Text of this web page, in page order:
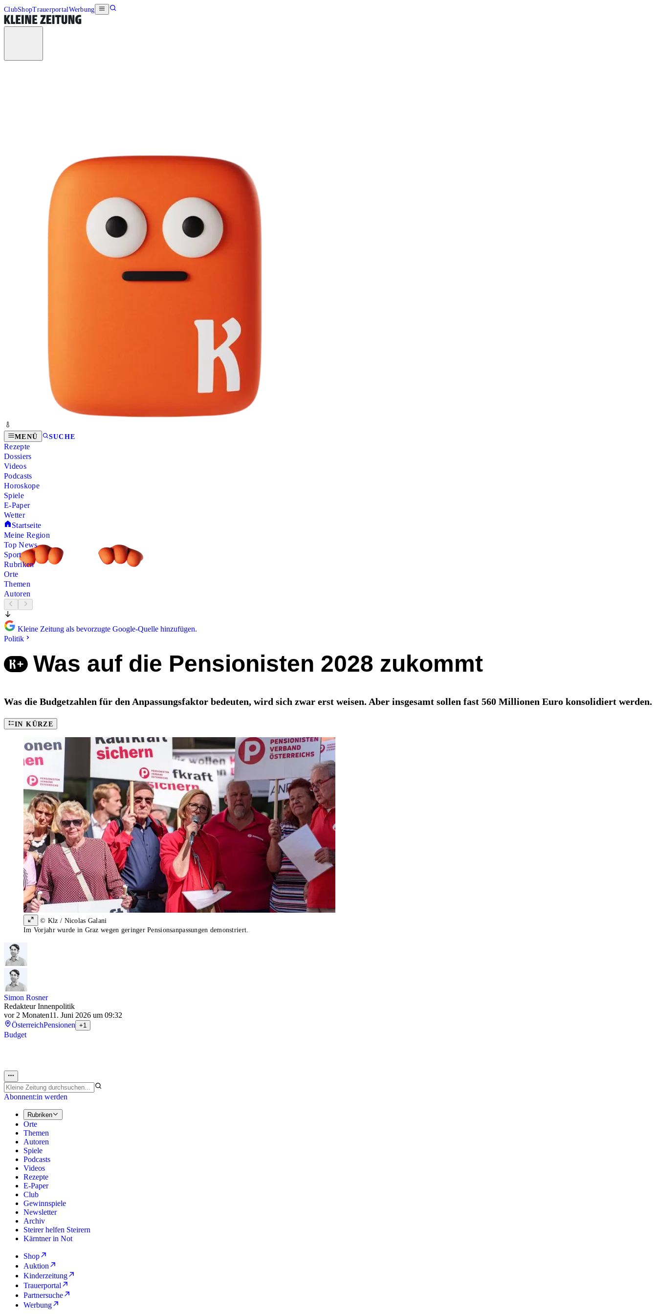
ClubShopTrauerportalWerbung
MENÜ SUCHE
Rezepte
Dossiers
Videos
Podcasts
Horoskope
Spiele
E-Paper
Wetter
Startseite
Meine Region
Top News
Sport
Rubriken
Orte
Themen
Autoren
Kleine Zeitung als bevorzugte Google-Quelle hinzufügen.
Politik
Was auf die Pensionisten 2028 zukommt
Was die Budgetzahlen für den Anpassungsfaktor bedeuten, wird sich zwar erst weisen. Aber insgesamt sollen fast 560 Millionen Euro konsolidiert werden.
IN KÜRZE
© Klz / Nicolas Galani
Im Vorjahr wurde in Graz wegen geringer Pensionsanpassungen demonstriert.
Simon Rosner
Redakteur Innenpolitik
vor 2 Monaten11. Juni 2026 um 09:32
ÖsterreichPensionen +1
Budget
Abonnent:in werden
Rubriken
Orte
Themen
Autoren
Spiele
Podcasts
Videos
Rezepte
E-Paper
Club
Gewinnspiele
Newsletter
Archiv
Steirer helfen Steirern
Kärntner in Not
Shop
Auktion
Kinderzeitung
Trauerportal
Partnersuche
Werbung